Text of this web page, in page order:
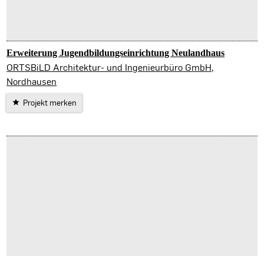
Erweiterung Jugendbildungseinrichtung Neulandhaus
Eisenach
ORTSBiLD Architektur- und Ingenieurbüro GmbH,
Nordhausen
Projekt merken